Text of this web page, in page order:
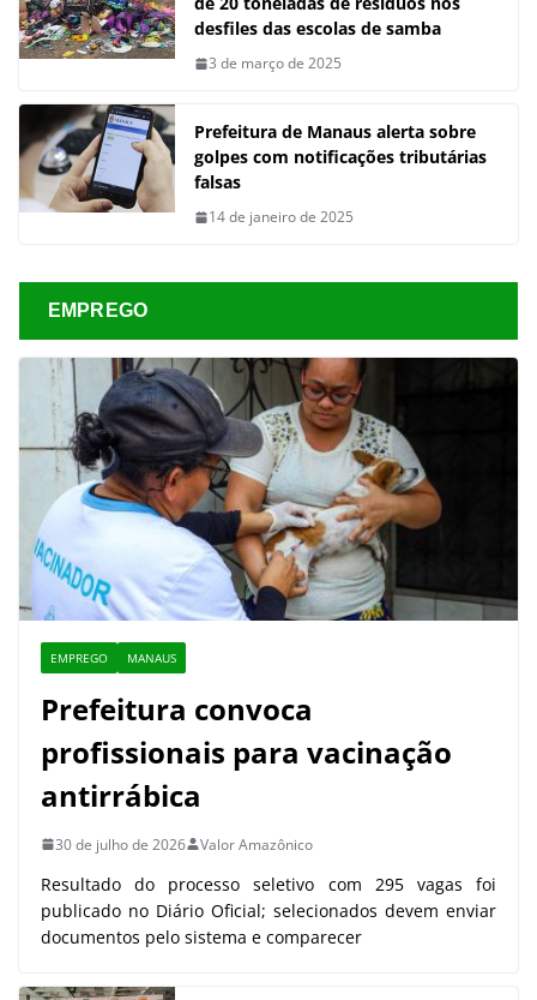
desfiles das escolas de samba
3 de março de 2025
Prefeitura de Manaus alerta sobre
golpes com notificações tributárias
falsas
14 de janeiro de 2025
EMPREGO
EMPREGO MANAUS
Prefeitura convoca
profissionais para vacinação
antirrábica
30 de julho de 2026 Valor Amazônico
Resultado do processo seletivo com 295 vagas foi
publicado no Diário Oficial; selecionados devem enviar
documentos pelo sistema e comparecer